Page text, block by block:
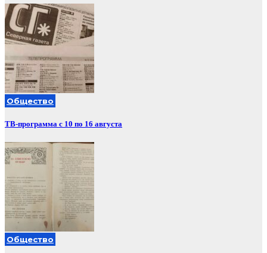
Общество
ТВ-программа с 10 по 16 августа
Общество